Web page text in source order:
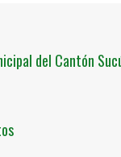
del Cantón